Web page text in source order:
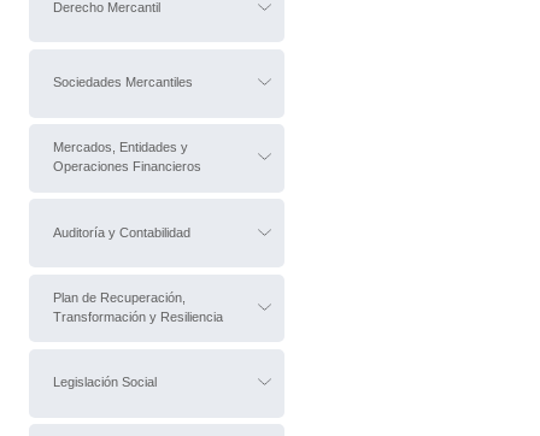
Derecho Mercantil
Sociedades Mercantiles
Mercados, Entidades y
Operaciones Financieros
Auditoría y Contabilidad
Plan de Recuperación,
Transformación y Resiliencia
Legislación Social